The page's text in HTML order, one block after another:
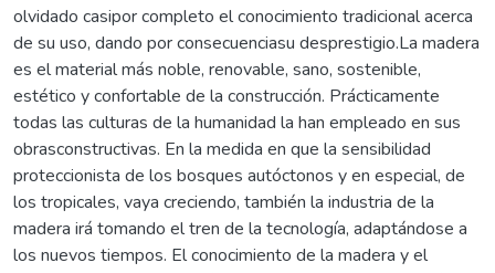
olvidado casipor completo el conocimiento tradicional acerca
de su uso, dando por consecuenciasu desprestigio.La madera
es el material más noble, renovable, sano, sostenible,
estético y confortable de la construcción. Prácticamente
todas las culturas de la humanidad la han empleado en sus
obrasconstructivas. En la medida en que la sensibilidad
proteccionista de los bosques autóctonos y en especial, de
los tropicales, vaya creciendo, también la industria de la
madera irá tomando el tren de la tecnología, adaptándose a
los nuevos tiempos. El conocimiento de la madera y el